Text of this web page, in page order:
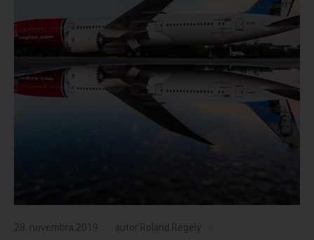
28. novembra 2019 autor Roland Regely